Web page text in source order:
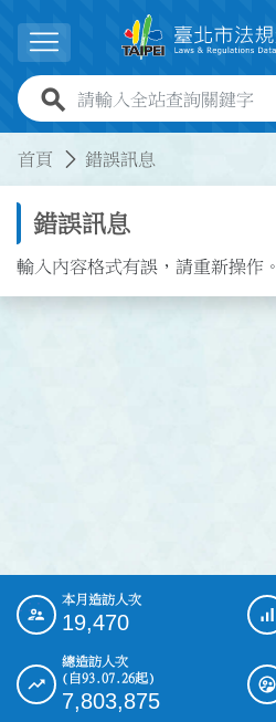
展開選單
全站查詢關鍵字欄位
首頁 錯誤訊息
錯誤訊息
輸入內容格式有誤，請重新操作。
::: 本月造訪人次
19,470
總造訪人次
(自93.07.26起)
7,803,875